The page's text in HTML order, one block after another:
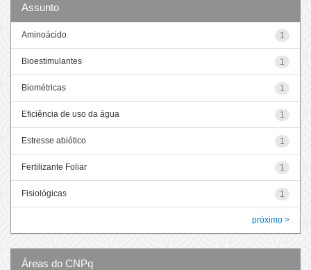
Assunto
1
Aminoácido
1
Bioestimulantes
1
Biométricas
1
Eficiência de uso da água
1
Estresse abiótico
1
Fertilizante Foliar
1
Fisiológicas
próximo >
Áreas do CNPq